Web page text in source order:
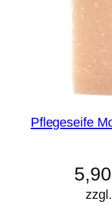
Pflegeseife
5,90